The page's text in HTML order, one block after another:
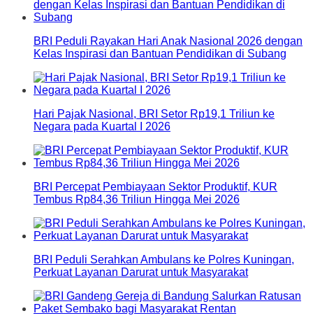
BRI Peduli Rayakan Hari Anak Nasional 2026 dengan
Kelas Inspirasi dan Bantuan Pendidikan di Subang
Hari Pajak Nasional, BRI Setor Rp19,1 Triliun ke
Negara pada Kuartal I 2026
BRI Percepat Pembiayaan Sektor Produktif, KUR
Tembus Rp84,36 Triliun Hingga Mei 2026
BRI Peduli Serahkan Ambulans ke Polres Kuningan,
Perkuat Layanan Darurat untuk Masyarakat